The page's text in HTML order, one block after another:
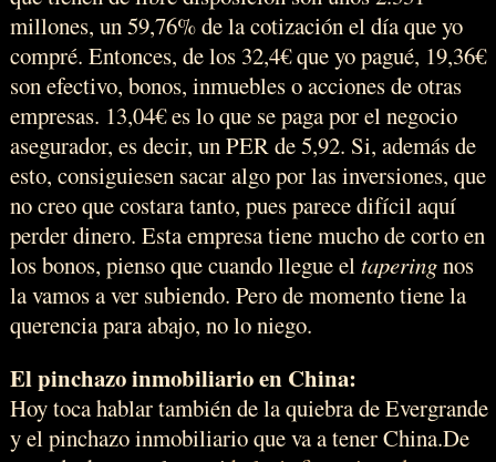
millones, un 59,76% de la cotización el día que yo
compré. Entonces, de los 32,4€ que yo pagué, 19,36€
son efectivo, bonos, inmuebles o acciones de otras
empresas. 13,04€ es lo que se paga por el negocio
asegurador, es decir, un PER de 5,92. Si, además de
esto, consiguiesen sacar algo por las inversiones, que
no creo que costara tanto, pues parece difícil aquí
perder dinero. Esta empresa tiene mucho de corto en
los bonos, pienso que cuando llegue eltaperingnos
la vamos a ver subiendo. Pero de momento tiene la
querencia para abajo, no lo niego.
El pinchazo inmobiliario en China:
Hoy toca hablar también de la quiebra de Evergrande
y el pinchazo inmobiliario que va a tener China.De